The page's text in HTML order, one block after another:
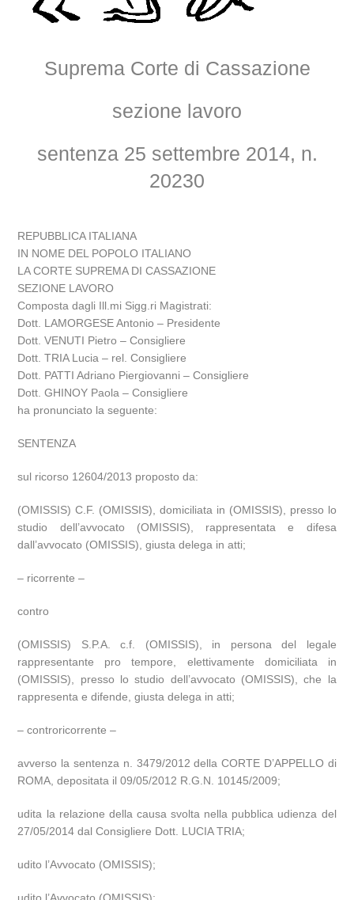
Suprema Corte di Cassazione
sezione lavoro
sentenza 25 settembre 2014, n.
20230
REPUBBLICA ITALIANA
IN NOME DEL POPOLO ITALIANO
LA CORTE SUPREMA DI CASSAZIONE
SEZIONE LAVORO
Composta dagli Ill.mi Sigg.ri Magistrati:
Dott. LAMORGESE Antonio – Presidente
Dott. VENUTI Pietro – Consigliere
Dott. TRIA Lucia – rel. Consigliere
Dott. PATTI Adriano Piergiovanni – Consigliere
Dott. GHINOY Paola – Consigliere
ha pronunciato la seguente:
SENTENZA
sul ricorso 12604/2013 proposto da:
(OMISSIS) C.F. (OMISSIS), domiciliata in (OMISSIS), presso lo
studio dell’avvocato (OMISSIS), rappresentata e difesa
dall’avvocato (OMISSIS), giusta delega in atti;
– ricorrente –
contro
(OMISSIS) S.P.A. c.f. (OMISSIS), in persona del legale
rappresentante pro tempore, elettivamente domiciliata in
(OMISSIS), presso lo studio dell’avvocato (OMISSIS), che la
rappresenta e difende, giusta delega in atti;
– controricorrente –
avverso la sentenza n. 3479/2012 della CORTE D’APPELLO di
ROMA, depositata il 09/05/2012 R.G.N. 10145/2009;
udita la relazione della causa svolta nella pubblica udienza del
27/05/2014 dal Consigliere Dott. LUCIA TRIA;
udito l’Avvocato (OMISSIS);